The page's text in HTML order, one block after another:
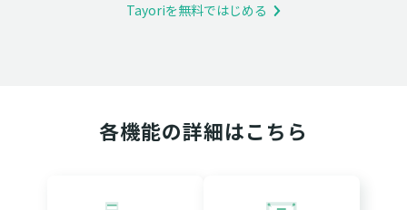
Tayoriを無料ではじめる
各機能の詳細はこちら